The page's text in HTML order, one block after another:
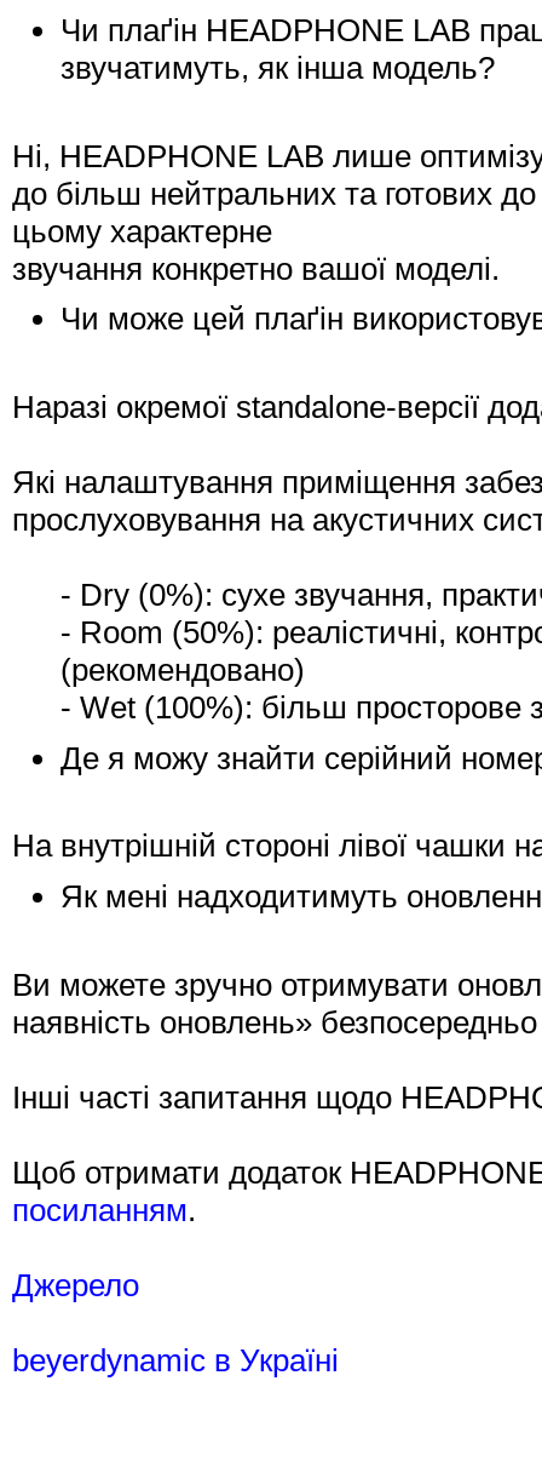
Чи плаґін HEADPHONE LAB
звучатимуть, як інша модель?
Ні, HEADPHONE LAB лише
до більш нейтральних та готових
цьому характерне
звучання конкретно вашої моделі.
Чи може цей плаґін
Наразі окремої standalone-версії
Які налаштування приміщення
прослуховування на акустичних
- Dry (0%): сухе звучання,
- Room (50%): реалістичні,
(рекомендовано)
- Wet (100%): більш просторове
Де я можу знайти серійний
На внутрішній стороні лівої чашки
Як мені надходитимуть
Ви можете зручно отримувати
наявність оновлень» безпосередньо
Інші часті запитання щодо
Щоб отримати додаток
посиланням.
Джерело
beyerdynamic в Україні